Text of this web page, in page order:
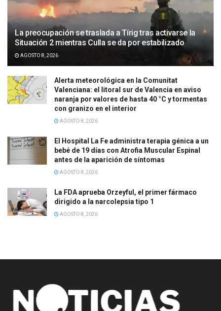
La preocupación se traslada a Tírig tras activarse la
Situación 2 mientras Culla se da por estabilizado
AGOSTO 8, 2026
Alerta meteorológica en la Comunitat
Valenciana: el litoral sur de Valencia en aviso
naranja por valores de hasta 40 °C y tormentas
con granizo en el interior
AGOSTO 8, 2026
El Hospital La Fe administra terapia génica a un
bebé de 19 días con Atrofia Muscular Espinal
antes de la aparición de síntomas
AGOSTO 8, 2026
La FDA aprueba Orzeyful, el primer fármaco
dirigido a la narcolepsia tipo 1
AGOSTO 8, 2026